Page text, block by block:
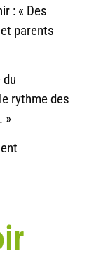
: « Des
parents
rythme des
»